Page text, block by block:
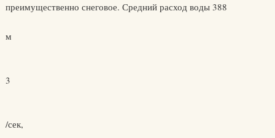
преимущественно снеговое. Средний расход воды 388
м
3
/сек,